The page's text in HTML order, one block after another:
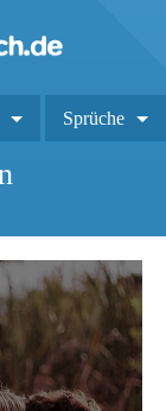
Sprüche